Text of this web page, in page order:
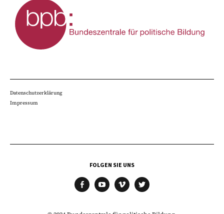
Datenschutzerklärung
Impressum
FOLGEN SIE UNS